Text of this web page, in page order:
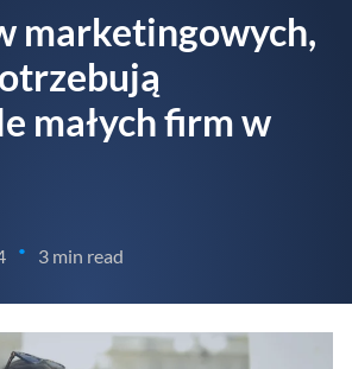
marketingowych,
małych firm w
• 3 min read